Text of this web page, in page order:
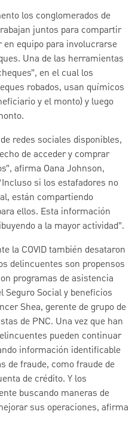
los conglomerados de
juntos para compartir
equipo para involucrarse
Una de las herramientas
en el cual los
robados, usan químicos
y el monto) y luego
redes sociales disponibles,
de acceder y comprar
afirma Oana Johnson,
si los estafadores no
están compartiendo
ellos. Esta información
a la mayor actividad”.
la COVID también desataron
delincuentes son propensos
programas de asistencia
Seguro Social y beneficios
Shea, gerente de grupo de
de PNC. Una vez que han
pueden continuar
información identificable
de fraude, como fraude de
de crédito. Y los
buscando maneras de
sus operaciones, afirma